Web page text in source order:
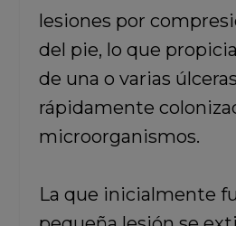
lesiones por
del pie, lo que
de una o varias
rápidamente
microorganismos.
La que inicialmente